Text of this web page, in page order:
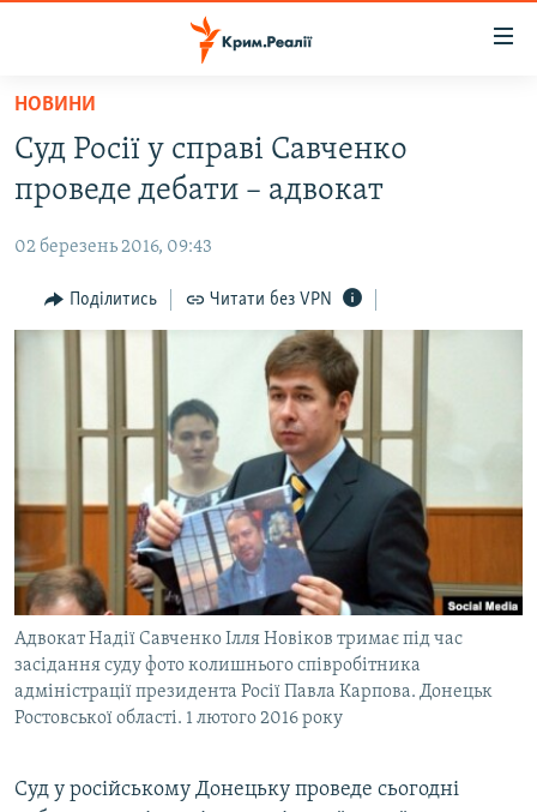
Перейти
основного
матеріалу
Перейти
до
навігації
Перейти
ВОДА.КРИМ
ВІДЕО ТА ФОТО
ПОЛІТИКА
БЛОГИ
ВСЕ ЗА ДЕНЬ
ДЕПОРТАЦІЯ
ВІДЕОУРОКИ «ELIFBE»
СВІДЧЕННЯ ОКУПАЦІЇ
УКРАЇНСЬКА ПРОБЛЕМА КРИМУ
ІНФОГРАФІКА
ЯК ОБІЙТИ БЛОКУВАННЯ
Русский
Qırımtatar
ДОЛУЧАЙСЯ!
Усі сайти RFE/RL
НОВИНИ
Суд Росії у справі Савченко
проведе дебати – адвокат
02 березень 2016, 09:43
Поділитись Читати без VPN
Адвокат Надії Савченко Ілля Новіков тримає під час
засідання суду фото колишнього співробітника
адміністрації президента Росії Павла Карпова. Донецьк
Ростовської області. 1 лютого 2016 року
Суд у російському Донецьку проведе сьогодні